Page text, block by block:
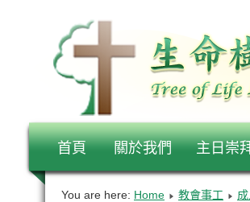
首頁 關於我們 主日崇
You are here: Home 教會事工